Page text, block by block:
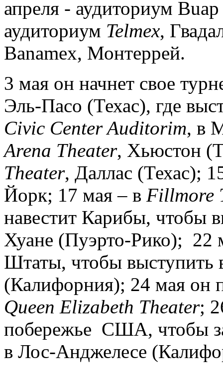
апреля - аудиториум
аудиториум Telmex,
Banamex, Монтеррей.
3 мая он начнет свое
Эль-Пасо (Техас), где
Civic Center Auditorim, в
Arena Theater, Хьюстон
Theater, Даллас (Техас);
Йорк; 17 мая – в Fillmore
навестит Карибы, чтобы
Хуане (Пуэрто-Рико); 22
Штаты, чтобы выступить
(Калифорния); 24 мая он
Queen Elizabeth Theater;
побережье США, чтобы
в Лос-Анджелесе